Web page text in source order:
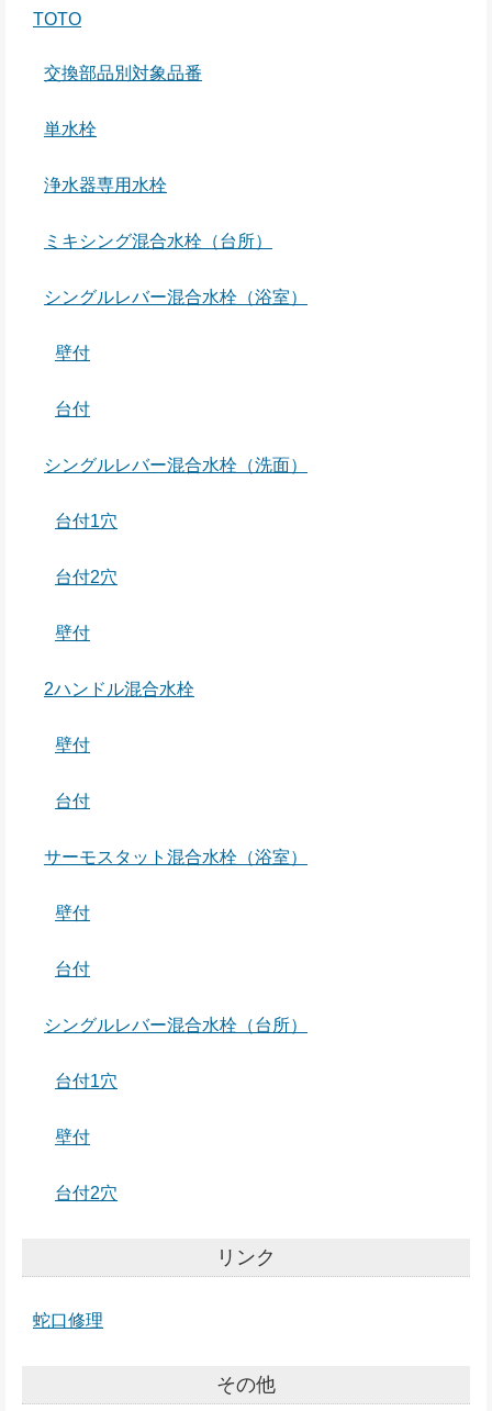
TOTO
交換部品別対象品番
単水栓
浄水器専用水栓
ミキシング混合水栓（台所）
シングルレバー混合水栓（浴室）
壁付
台付
シングルレバー混合水栓（洗面）
台付1穴
台付2穴
壁付
2ハンドル混合水栓
壁付
台付
サーモスタット混合水栓（浴室）
壁付
台付
シングルレバー混合水栓（台所）
台付1穴
壁付
台付2穴
リンク
蛇口修理
その他